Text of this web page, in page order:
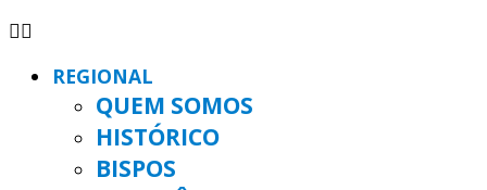
REGIONAL
QUEM SOMOS
HISTÓRICO
BISPOS